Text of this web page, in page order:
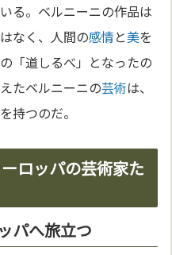
る。ベルニーニの作品は
なく、人間の感情と美を
「道しるべ」となったの
たベルニーニの芸術は、
を持つのだ。
ロッパの芸術家た
パへ旅立つ